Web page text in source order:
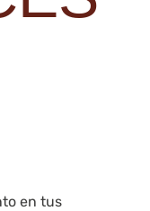
en tus